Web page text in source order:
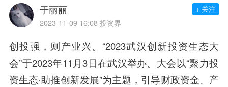
于丽丽
2023-11-09 16:08 投资界
+ 关注
创投强，则产业兴。“2023武汉创新投资生态大
会”于2023年11月3日在武汉举办。大会以“聚力投
资生态·助推创新发展”为主题，引导财政资金、产